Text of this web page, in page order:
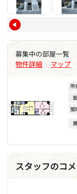
募集中の部屋一覧
物件詳細 | マップ
所
間
スタッフのコ